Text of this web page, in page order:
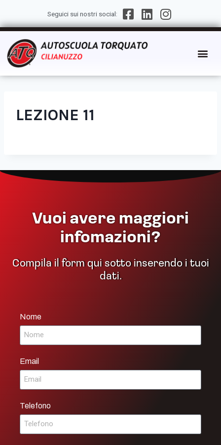
Seguici sui nostri social:
LEZIONE 11
Vuoi avere maggiori
infomazioni?
Compila il form qui sotto inserendo i tuoi
dati.
Nome
Email
Telefono